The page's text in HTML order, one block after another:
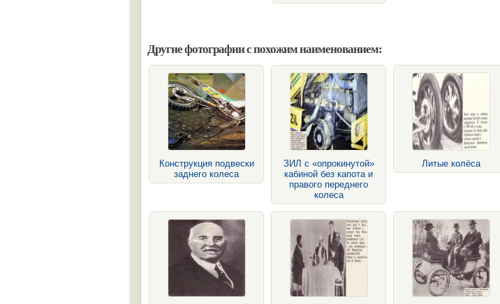
Другие фотографии с похожим наименованием:
Конструкция подвески
заднего колеса
ЗИЛ с «опрокинутой»
кабиной без капота и
правого переднего
колеса
Литые колёса